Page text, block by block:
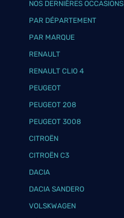
NOS DERNIÈRES OCCASIONS
PAR DÉPARTEMENT
PAR MARQUE
RENAULT
RENAULT CLIO 4
PEUGEOT
PEUGEOT 208
PEUGEOT 3008
CITROËN
CITROËN C3
DACIA
DACIA SANDERO
VOLSKWAGEN